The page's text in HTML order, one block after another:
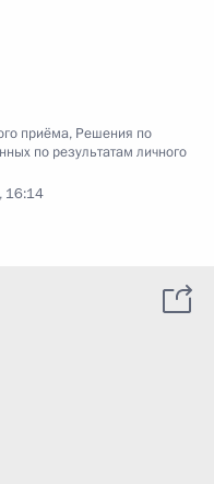
приёма, Решения по
по результатам личного
16:14